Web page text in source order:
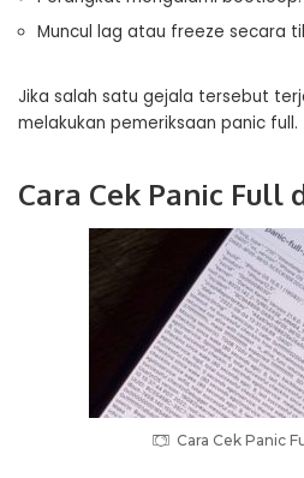
Muncul lag atau freeze secara
Jika salah satu gejala tersebut
melakukan pemeriksaan panic full.
Cara Cek Panic Full
Cara Cek Panic